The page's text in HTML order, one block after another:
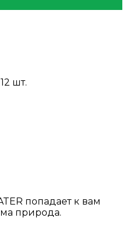
шт.
попадает к вам
природа.